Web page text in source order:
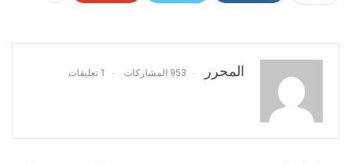
المحرر 953 المشاركات 1 تعليقات